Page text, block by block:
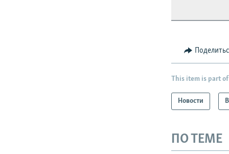
This item is part of
Новости
ПО ТЕМЕ